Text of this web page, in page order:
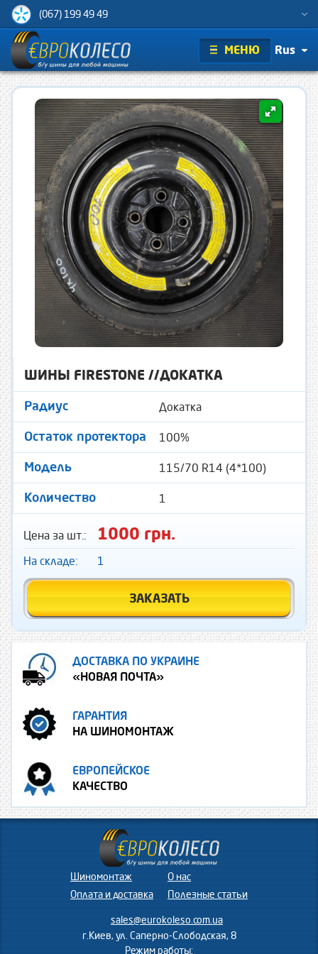
(067) 199 49 49
МЕНЮ Rus
ШИНЫ FIRESTONE //ДОКАТКА
Радиус Докатка
Остаток протектора 100%
Модель 115/70 R14 (4*100)
Количество 1
Цена за шт.: 1000 грн.
На складе: 1
ЗАКАЗАТЬ
ДОСТАВКА ПО УКРАИНЕ
«НОВАЯ ПОЧТА»
ГАРАНТИЯ
НА ШИНОМОНТАЖ
ЕВРОПЕЙСКОЕ
КАЧЕСТВО
Шиномонтаж
Оплата и доставка
О нас
Полезные статьи
sales@eurokoleso.com.ua
г.Киев, ул. Саперно-Слободская, 8
Режим работы: